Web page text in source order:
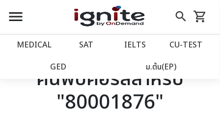
close
account_balance หน้าแรก
เว็บไซต์อิกไนท์
โปรโมชั่น
menu search
Skip
to
shopping_cart
รถเข็น
MEDICAL SAT IELTS CU‑TEST
GED ม.ต้น(EP)
ค้นพบคอร์สสำหรับ
"80001876"